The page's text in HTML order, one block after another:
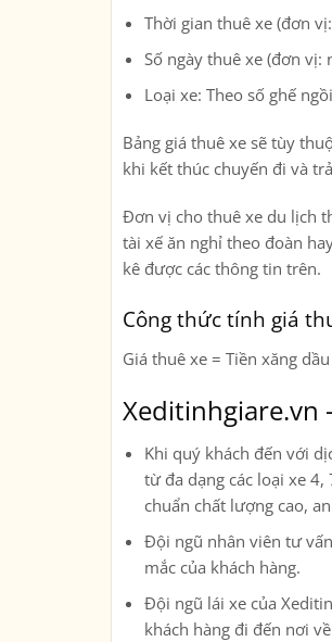
Thời gian thuê xe (đơn
Số ngày thuê xe (đơn vị:
Loại xe: Theo số ghế
Bảng giá thuê xe sẽ tùy
khi kết thúc chuyến đi và
Đơn vị cho thuê xe du lịch
tài xế ăn nghỉ theo đoàn
kê được các thông tin trên.
Công thức tính giá
Giá thuê xe = Tiền xăng
Xeditinhgiare.vn
Khi quý khách đến với
từ đa dạng các loại xe 4,
chuẩn chất lượng cao,
Đội ngũ nhân viên tư
mắc của khách hàng.
Đội ngũ lái xe của
khách hàng đi đến nơi